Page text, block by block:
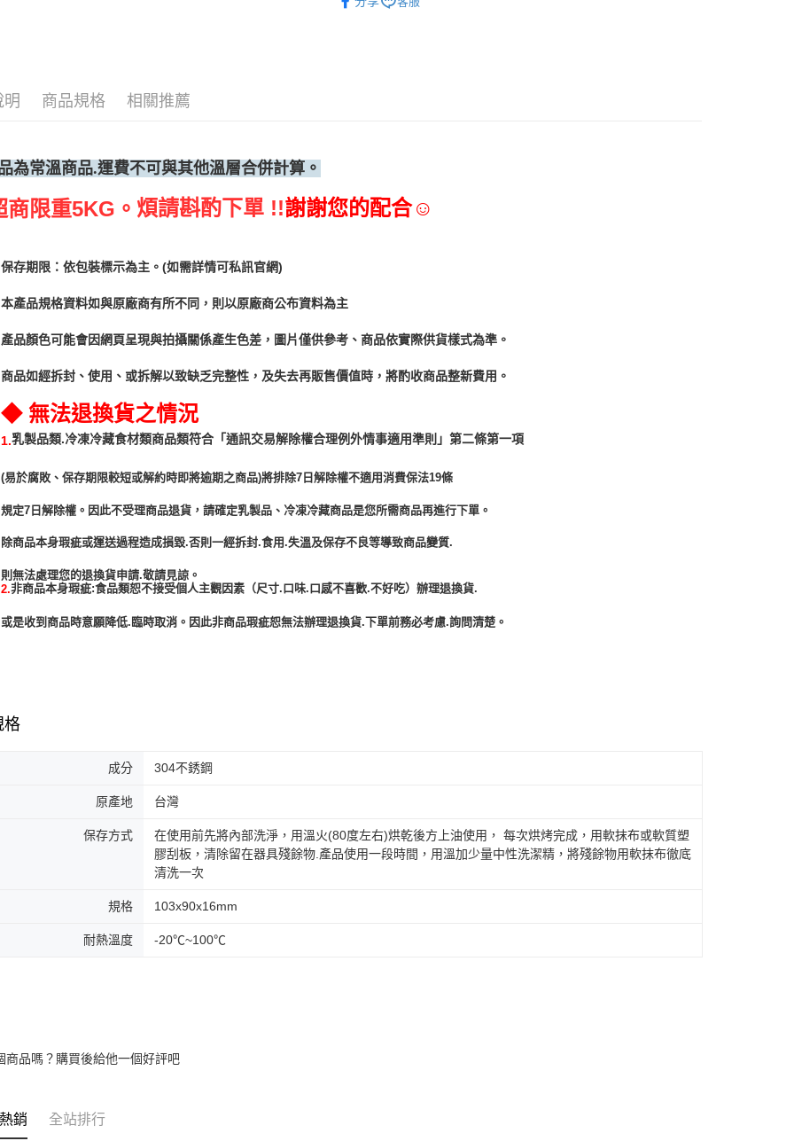
明 商品規格 相關推薦
為常溫商品.運費不可與其他溫層合併計算。
商限重5KG。 煩請斟酌下單 !!謝謝您的配合☺
保存期限：依包裝標示為主。(如需詳情可私訊官網)
本產品規格資料如與原廠商有所不同，則以原廠商公布資料為主
產品顏色可能會因網頁呈現與拍攝關係產生色差，圖片僅供參考、商品依實際供貨樣式為準。
商品如經拆封、使用、或拆解以致缺乏完整性，及失去再販售價值時，將酌收商品整﻿新費用。
◆ 無法退換貨之情況
1.乳製品類.冷凍冷藏食材類商品類符合 「通訊交易解除權合理例外情事適用準則」第二條第一項
(易於腐敗、保存期限較短或解約時即將逾期之商品)將排除7日解除權不適用消費保法19條
規定7日解除權。因此不受理商品退貨，請確定乳製品、冷凍冷藏商品是您所需商品再進行下單。
除商品本身瑕疵或運送過程造成損毀.否則一經拆封.食用.失溫及保存不良等導致商品變質.
2.非商品本身瑕疵:食品類恕不接受個人主觀因素（尺寸.口味.口感不喜歡.不好吃）辦理退換貨.
或是收到商品時意願降低.臨時取消。因此非商品瑕疵恕無法辦理退換貨.下單前務必考慮.詢問清楚。
格
成分 304不銹鋼
原產地 台灣
保存方式
在使用前先將內部洗淨，用溫火(80度左右)烘乾後方上油使用， 每次烘烤完成，用軟抹布或軟質塑
膠刮板，清除留在器具殘餘物.產品使用一段時間，用溫加少量中性洗潔精，將殘餘物用軟抹布徹底
清洗一次
規格 103x90x16mm
耐熱溫度 -20℃~100℃
商品嗎？購買後給他一個好評吧
銷 全站排行